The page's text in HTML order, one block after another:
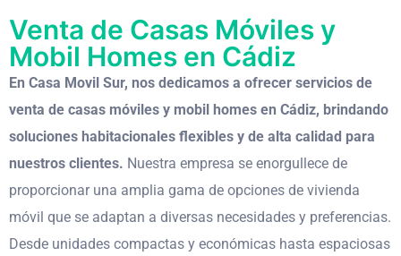
Venta de Casas Móviles y
Mobil Homes en Cádiz
En Casa Movil Sur, nos dedicamos a ofrecer servicios de
venta de casas móviles y mobil homes en Cádiz, brindando
soluciones habitacionales flexibles y de alta calidad para
nuestros clientes. Nuestra empresa se enorgullece de
proporcionar una amplia gama de opciones de vivienda
móvil que se adaptan a diversas necesidades y preferencias.
Desde unidades compactas y económicas hasta espaciosas